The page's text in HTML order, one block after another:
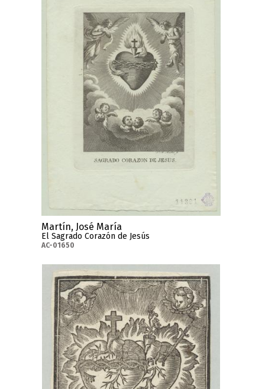
Martín, José María
El Sagrado Corazón de Jesús
AC-01650